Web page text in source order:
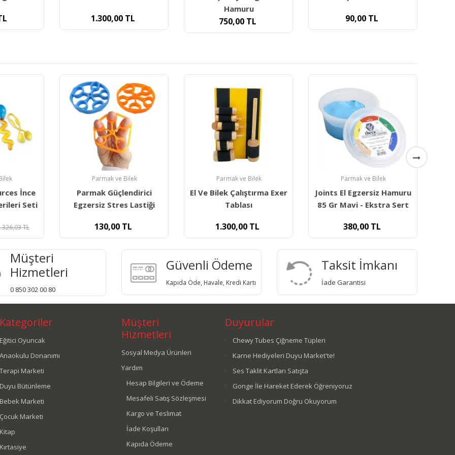
750,00TL 90,00TL 130,00 TL
Lastiği
Parmak ve Bilek
El Ve Bilek Çalıştırma Exer
Tablası
1.300,00TL
Parmak ve Bilek
Joints El Egzersiz Hamuru
85 Gr Mavi - Ekstra Sert
380,00TL
Parmak ve Bilek
Joints El Egzersiz Hamuru
85 Gr Ten - Ekstra Hafif
380,00TL
Müşteri
Hizmetleri
0 850 302 00 80
Güvenli Ödeme
Kapıda Öde, Havale, Kredi Kartı
Taksit İmkanı
İade Garantisi
Kategoriler
Eğitici Oyuncak
Anaokulu Donanımı
Terapi Marketi
Duyu Bütünleme
Bebek Marketi
Çocuk Marketi
Kitap
Kırtasiye
Müşteri
Hizmetleri
Sosyal Medya Ürünleri
Yardım
Hesap Bilgileri ve Ödeme
Mesafeli Satış Sözleşmesi
Kargo ve Teslimat
İade Koşulları
Kapıda Ödeme
Duyurular
Chewy Tubes Çiğneme Tüpleri
Karne Hediyeleri Duyu Market'te!
Ses Taklit Kartları Satışta
Gonge İle Hareket Ederek Öğreniyoruz
Dikkat Ediyorum Doğru Okuyorum